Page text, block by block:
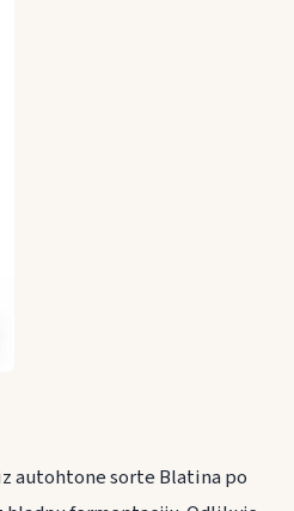
autohtone sorte Blatina po